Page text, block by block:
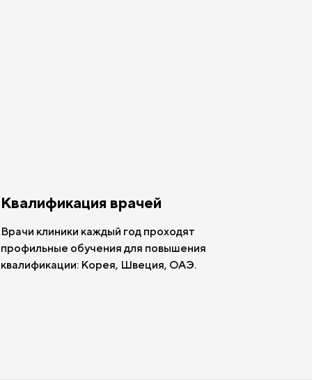
Квалификация врачей
Врачи клиники каждый год проходят
профильные обучения для повышения
квалификации: Корея, Швеция, ОАЭ.